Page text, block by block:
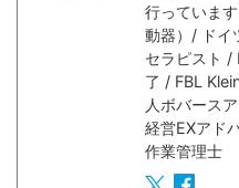
行っていま
動器）/ ドイ
セラピスト /
了 / FBL
人ボバース
経営EXアド
作業管理士